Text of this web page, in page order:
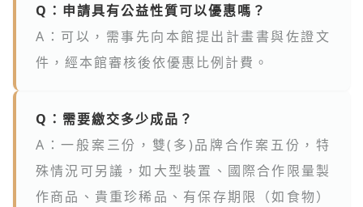
Q：申請具有公益性質可以優惠嗎？
A：可以，需事先向本館提出計畫書與佐證文
件，經本館審核後依優惠比例計費。
Q：需要繳交多少成品？
A：一般案三份，雙(多)品牌合作案五份，特
殊情況可另議，如大型裝置、國際合作限量製
作商品、貴重珍稀品、有保存期限（如食物）